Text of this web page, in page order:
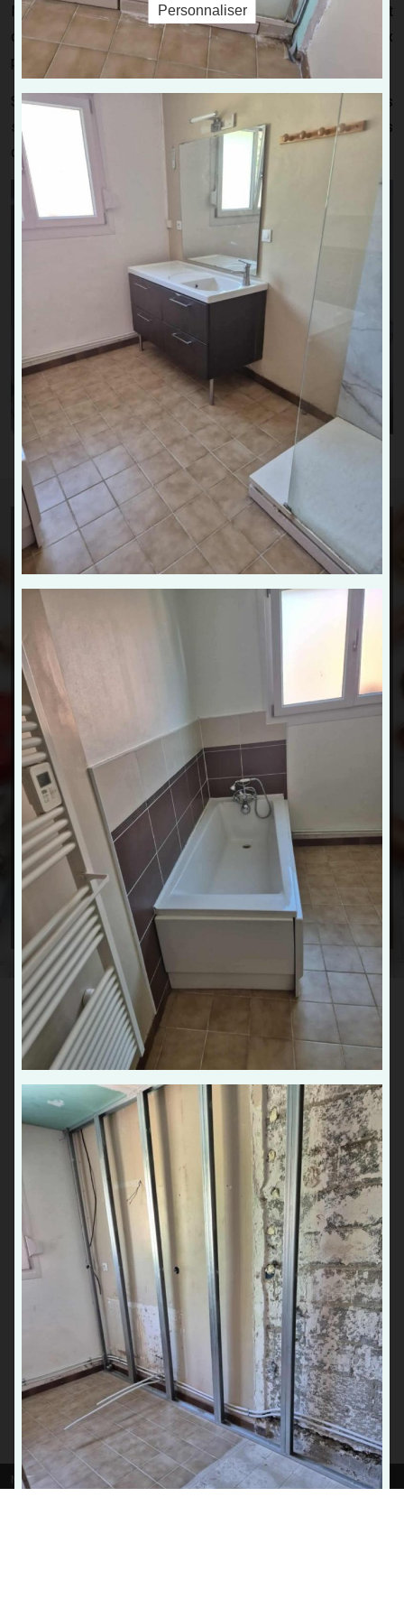
Nous mettons tout en œuvre pour réparer votre équipement
dans les meilleurs délais, en utilisant des matériaux
performants et des techniques adaptées.
Si nécessaire, nous pouvons également vous proposer des
solutions de remplacement de vos équipements
défectueux.
Dépannage de plomberie et
autres services
Votreplombier chauffagiste à Le Quesnoybénéficie de
multiples compétences afin d’effectuer de nombreux
travaux de plomberie :
Extension de réseaux d’eau
Installation et remplacement de ballons d’eau
chaude / cumulus
Pose d’adoucisseurs d’eau
Installation de sanitaires
Besoin d’un quelconque service enplomberie à Le
Quesnoy, Aulnoye-Aymeries, Solesmes et leurs
alentours
? Faites appel à JD Chauffage Sanitairesans
plus attendre pour une intervention sur mesure.
DEVIS GRATUIT
Réparation de plomberie Saint-
Amand-les-Eaux
27 Grand Rue, 59530 Frasnoy
07 89 67 29 80
Contact
Rejoignez-nous
Dépannage chaudière urgence Maubeuge
Entretien pompes à chaleur Le Quesnoy
Mentions légales Gestion des cookies
Personnaliser